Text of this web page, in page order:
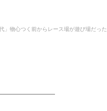
」物心つく前からレース場が遊び場だった